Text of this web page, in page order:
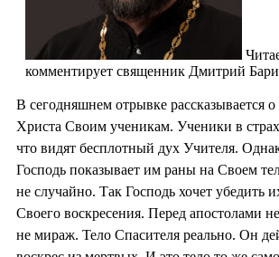
комментирует священник Дмитрий
В сегодняшнем отрывке рассказывается
Христа Своим ученикам. Ученики в
что видят бесплотный дух Учителя.
Господь показывает им раны на Своем
не случайно. Так Господь хочет убедить
Своего воскресения. Перед апостолами
не мираж. Тело Спасителя реально. Он